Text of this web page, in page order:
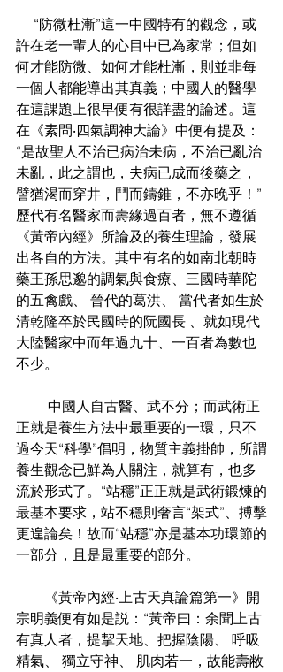
許在老一輩人的心目中已為家常；但如
何才能防微、如何才能杜漸，則並非每
一個人都能導出其真義；中國人的醫學
在這課題上很早便有很詳盡的論述。這
在《素問‧四氣調神大論》中便有提及：
“是故聖人不治已病治未病，不治已亂治
未亂，此之謂也，夫病已成而後藥之，
譬猶渴而穿井，鬥而鑄錐，不亦晚乎！”
歷代有名醫家而壽緣過百者，無不遵循
《黃帝內經》所論及的養生理論，發展
出各自的方法。其中有名的如南北朝時
藥王孫思邈的調氣與食療、三國時華陀
的五禽戲、 晉代的葛洪、 當代者如生於
清乾隆卒於民國時的阮國長 、就如現代
大陸醫家中而年過九十、一百者為數也
不少。
正就是養生方法中最重要的一環，只不
過今天“科學”倡明，物質主義掛帥，所謂
養生觀念已鮮為人關注，就算有，也多
流於形式了。“站穩”正正就是武術鍛煉的
最基本要求，站不穩則奢言“架式”、搏擊
更遑論矣！故而“站穩”亦是基本功環節的
一部分，且是最重要的部分。
《黃帝內經‧上古天真論篇第一》開
宗明義便有如是説：“黃帝曰：余聞上古
有真人者，提挈天地、把握陰陽、 呼吸
精氣、 獨立守神、 肌肉若一，故能壽敝